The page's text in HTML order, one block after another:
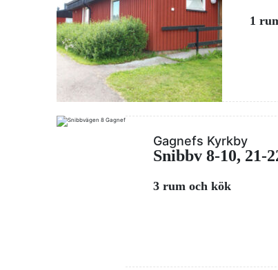
1
Gagnefs Kyrkby
Snibbv 8-10, 21-
3 rum och kök